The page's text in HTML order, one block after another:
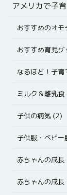
アメリカで子
おすすめのオ
おすすめ育児
なるほど！子
ミルク＆離乳食
子供の病気 (2)
子供服・ベビー
赤ちゃんの成
赤ちゃんの成